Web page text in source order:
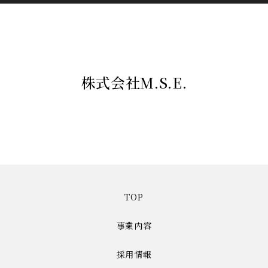
株式会社M.S.E.
TOP
事業内容
採用情報